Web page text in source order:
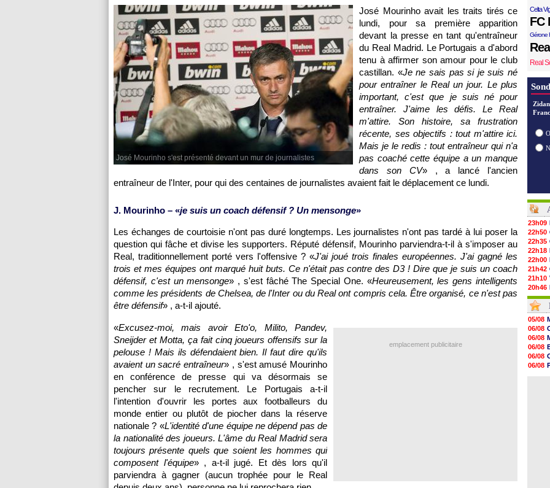
José Mourinho s'est présenté devant un mur de journalistes
José Mourinho avait les traits tirés ce
lundi, pour sa première apparition
devant la presse en tant qu'entraîneur
du Real Madrid. Le Portugais a d'abord
tenu à affirmer son amour pour le club
castillan. «Je ne sais pas si je suis né
pour entraîner le Real un jour. Le plus
important, c'est que je suis né pour
entraîner. J'aime les défis. Le Real
m'attire. Son histoire, sa frustration
récente, ses objectifs : tout m'attire ici.
Mais je le redis : tout entraîneur qui n'a
pas coaché cette équipe a un manque
dans son CV» , a lancé l'ancien
entraîneur de l'Inter, pour qui des centaines de journalistes avaient fait le déplacement ce lundi.
J. Mourinho – «je suis un coach défensif ? Un mensonge»
Les échanges de courtoisie n'ont pas duré longtemps. Les journalistes n'ont pas tardé à lui poser la
question qui fâche et divise les supporters. Réputé défensif, Mourinho parviendra-t-il à s'imposer au
Real, traditionnellement porté vers l'offensive ? «J'ai joué trois finales européennes. J'ai gagné les
trois et mes équipes ont marqué huit buts. Ce n'était pas contre des D3 ! Dire que je suis un coach
défensif, c'est un mensonge» , s'est fâché The Special One. «Heureusement, les gens intelligents
comme les présidents de Chelsea, de l'Inter ou du Real ont compris cela. Être organisé, ce n'est pas
être défensif» , a-t-il ajouté.
emplacement publicitaire
«Excusez-moi, mais avoir Eto'o, Milito, Pandev,
Sneijder et Motta, ça fait cinq joueurs offensifs sur la
pelouse ! Mais ils défendaient bien. Il faut dire qu'ils
avaient un sacré entraîneur» , s'est amusé Mourinho
en conférence de presse qui va désormais se
pencher sur le recrutement. Le Portugais a-t-il
l'intention d'ouvrir les portes aux footballeurs du
monde entier ou plutôt de piocher dans la réserve
nationale ? «L'identité d'une équipe ne dépend pas de
la nationalité des joueurs. L'âme du Real Madrid sera
toujours présente quels que soient les hommes qui
composent l'équipe» , a-t-il jugé. Et dès lors qu'il
parviendra à gagner (aucun trophée pour le Real
Celta
FC
Gérone
Real
23h09
22h50
22h35
22h18
22h00
21h42
21h10
20h46
20h30
20h01
19h18
19h09
18h48
18h37
18h29
17h58
17h46
05/08
06/08
06/08
06/08
06/08
06/08